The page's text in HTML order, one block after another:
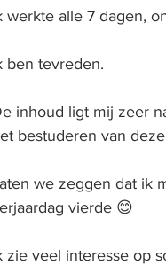
werkte alle 7 dagen,
ben tevreden.
inhoud ligt mij zeer
bestuderen van
we zeggen dat ik
vierde 😊
zie veel interesse op